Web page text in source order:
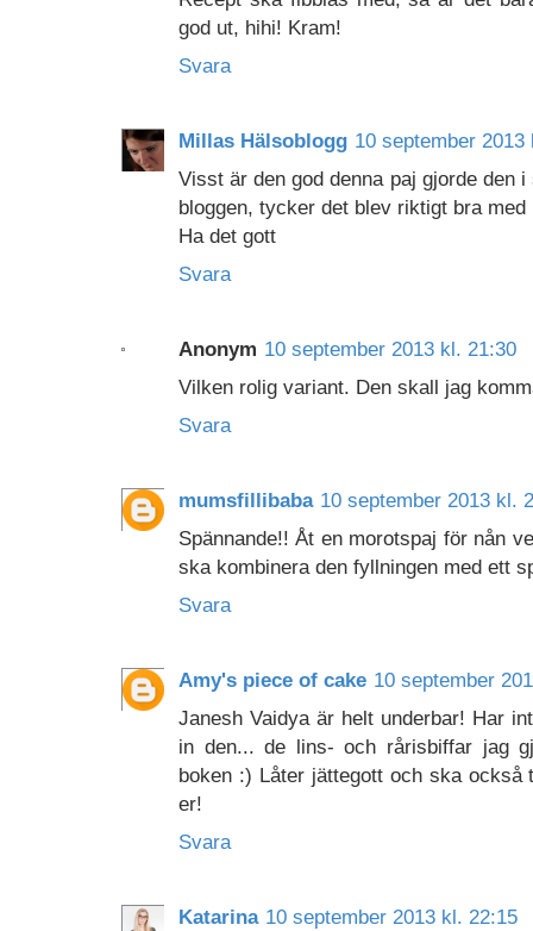
god ut, hihi! Kram!
Svara
Millas Hälsoblogg 10 september 2013
Visst är den god denna paj gjorde den
bloggen, tycker det blev riktigt bra med
Ha det gott
Svara
Anonym 10 september 2013 kl. 21:30
Vilken rolig variant. Den skall jag
Svara
mumsfillibaba 10 september 2013 kl.
Spännande!! Åt en morotspaj för nån
ska kombinera den fyllningen med ett
Svara
Amy's piece of cake 10 september
Janesh Vaidya är helt underbar! Har
in den... de lins- och rårisbiffar jag
boken :) Låter jättegott och ska
er!
Svara
Katarina 10 september 2013 kl. 22:15